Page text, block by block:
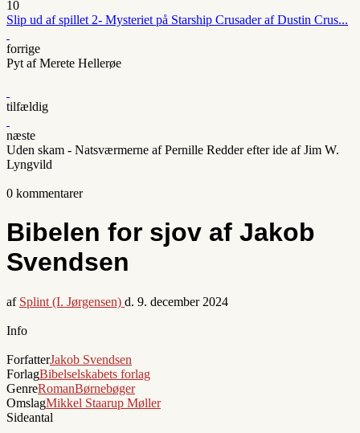
10
Slip ud af spillet 2- Mysteriet på Starship Crusader af Dustin Crus...
forrige
Pyt af Merete Hellerøe
tilfældig
næste
Uden skam - Natsværmerne af Pernille Redder efter ide af Jim W.
Lyngvild
0 kommentarer
Bibelen for sjov af Jakob
Svendsen
af Splint (I. Jørgensen) d. 9. december 2024
Info
ForfatterJakob Svendsen
ForlagBibelselskabets forlag
GenreRomanBørnebøger
OmslagMikkel Staarup Møller
Sideantal